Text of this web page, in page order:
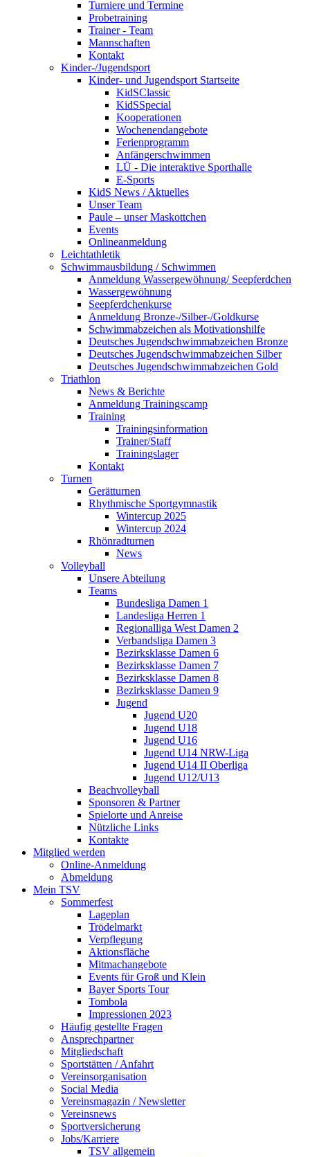
Turniere und Termine
Probetraining
Trainer - Team
Mannschaften
Kontakt
Kinder-/Jugendsport
Kinder- und Jugendsport Startseite
KidSClassic
KidSSpecial
Kooperationen
Wochenendangebote
Ferienprogramm
Anfängerschwimmen
LÜ - Die interaktive Sporthalle
E-Sports
KidS News / Aktuelles
Unser Team
Paule – unser Maskottchen
Events
Onlineanmeldung
Leichtathletik
Schwimmausbildung / Schwimmen
Anmeldung Wassergewöhnung/ Seepferdchen
Wassergewöhnung
Seepferdchenkurse
Anmeldung Bronze-/Silber-/Goldkurse
Schwimmabzeichen als Motivationshilfe
Deutsches Jugendschwimmabzeichen Bronze
Deutsches Jugendschwimmabzeichen Silber
Deutsches Jugendschwimmabzeichen Gold
Triathlon
News & Berichte
Anmeldung Trainingscamp
Training
Trainingsinformation
Trainer/Staff
Trainingslager
Kontakt
Turnen
Gerätturnen
Rhythmische Sportgymnastik
Wintercup 2025
Wintercup 2024
Rhönradturnen
News
Volleyball
Unsere Abteilung
Teams
Bundesliga Damen 1
Landesliga Herren 1
Regionalliga West Damen 2
Verbandsliga Damen 3
Bezirksklasse Damen 6
Bezirksklasse Damen 7
Bezirksklasse Damen 8
Bezirksklasse Damen 9
Jugend
Jugend U20
Jugend U18
Jugend U16
Jugend U14 NRW-Liga
Jugend U14 II Oberliga
Jugend U12/U13
Beachvolleyball
Sponsoren & Partner
Spielorte und Anreise
Nützliche Links
Kontakte
Mitglied werden
Online-Anmeldung
Abmeldung
Mein TSV
Sommerfest
Lageplan
Trödelmarkt
Verpflegung
Aktionsfläche
Mitmachangebote
Events für Groß und Klein
Bayer Sports Tour
Tombola
Impressionen 2023
Häufig gestellte Fragen
Ansprechpartner
Mitgliedschaft
Sportstätten / Anfahrt
Vereinsorganisation
Social Media
Vereinsmagazin / Newsletter
Vereinsnews
Sportversicherung
Jobs/Karriere
TSV allgemein